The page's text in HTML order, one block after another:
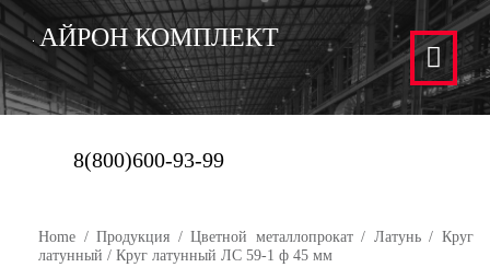
АЙРОН КОМПЛЕКТ
8(800)600-93-99
Home /Продукция /Цветной металлопрокат/ Латунь/Круг
латунный / Круг латунный ЛС 59-1 ф 45 мм